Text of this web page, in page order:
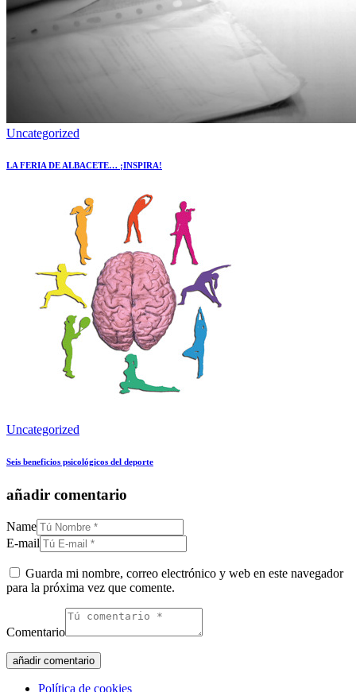
Uncategorized
LA FERIA DE ALBACETE… ¡INSPIRA!
Uncategorized
Seis beneficios psicológicos del deporte
añadir comentario
Name
E-mail
Guarda mi nombre, correo electrónico y web en este navegador
para la próxima vez que comente.
Comentario
Política de cookies